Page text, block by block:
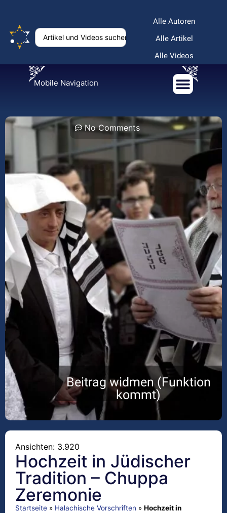
Alle Autoren
Alle Artikel
Alle Videos
Mobile Navigation
No Comments
Beitrag widmen (Funktion
kommt)
Ansichten: 3.920
Hochzeit in Jüdischer
Tradition – Chuppa
Zeremonie
Startseite » Halachische Vorschriften » Hochzeit in